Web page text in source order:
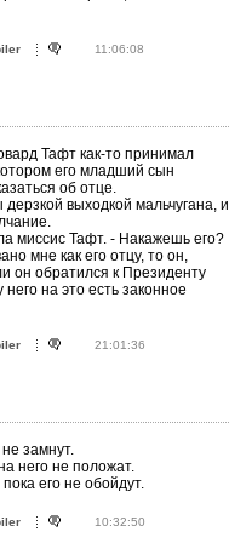
11:06:08
Тафт как-то принимал
его младший сын
об отце.
выходкой мальчугана, и
миссис Тафт. - Накажешь его?
мне как его отцу, то он,
он обратился к Президенту
на это есть законное
21:01:36
замнут.
него не положат.
его не обойдут.
10:32:50